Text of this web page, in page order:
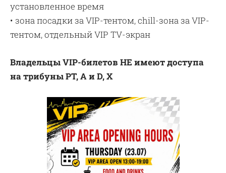
установленное время
• зона посадки за VIP-тентом, chill-зона за VIP-
тентом, отдельный VIP TV-экран
ВладельцыVIP-билетов НЕ имеют доступа
на трибуныPT,AиD, X